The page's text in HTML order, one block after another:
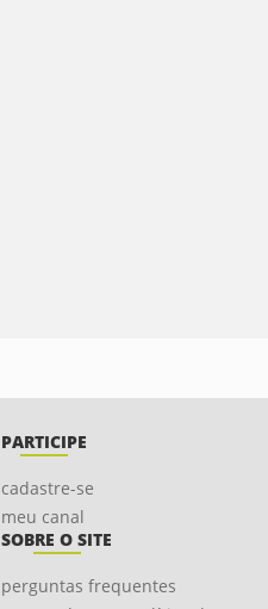
PARTICIPE
cadastre-se
meu canal
SOBRE O SITE
perguntas frequentes